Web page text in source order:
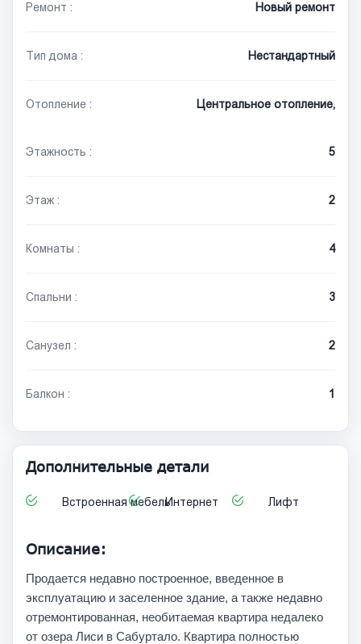
Ремонт : Новый ремонт
Тип дома : Нестандартный
Отопление : Центральное отопление,
Этажность : 5
Этаж : 2
Комнаты : 4
Спальни : 3
Санузел : 2
Балкон : 1
Дополнительные детали
Встроенная мебельИнтернет Лифт
Описание:
Продается недавно построенное, введенное в
эксплуатацию и заселенное здание, а также недавно
отремонтированная, необитаемая квартира недалеко
от озера Лиси в Сабуртало. Квартира полностью